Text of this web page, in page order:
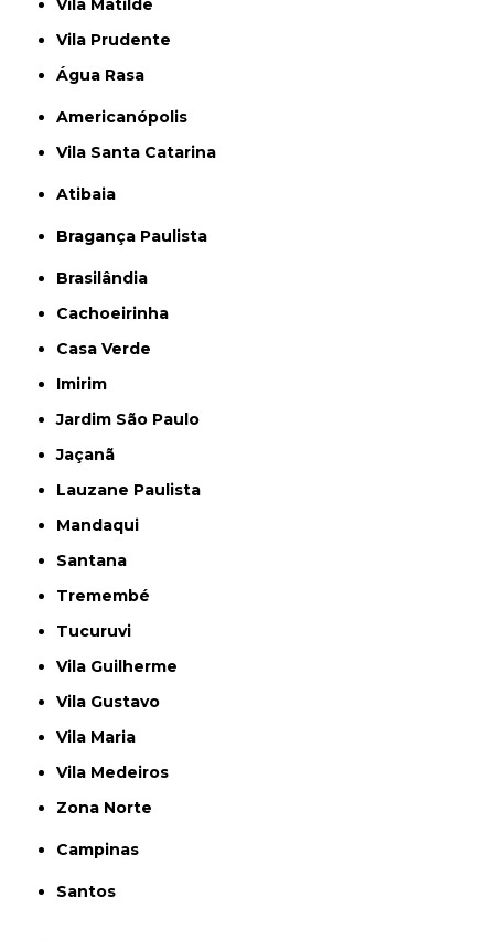
Vila Matilde
Vila Prudente
Água Rasa
Americanópolis
Vila Santa Catarina
Atibaia
Bragança Paulista
Brasilândia
Cachoeirinha
Casa Verde
Imirim
Jardim São Paulo
Jaçanã
Lauzane Paulista
Mandaqui
Santana
Tremembé
Tucuruvi
Vila Guilherme
Vila Gustavo
Vila Maria
Vila Medeiros
Zona Norte
Campinas
Santos